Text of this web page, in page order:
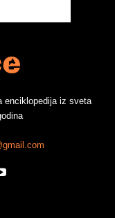
enciklopedija iz sveta